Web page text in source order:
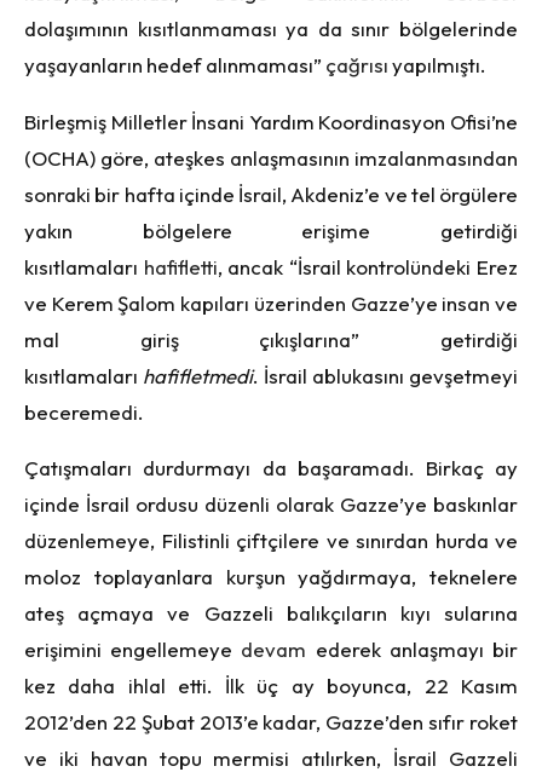
dolaşımının kısıtlanmaması ya da sınır bölgelerinde
yaşayanların hedef alınmaması” çağrısıyapılmıştı.
Birleşmiş Milletler İnsani Yardım Koordinasyon Ofisi’ne
(OCHA) göre, ateşkes anlaşmasının imzalanmasından
sonraki bir hafta içinde İsrail, Akdeniz’e ve tel örgülere
yakın bölgelere erişime getirdiği
kısıtlamaları hafifletti, ancak “İsrail kontrolündeki Erez
ve Kerem Şalom kapıları üzerinden Gazze’ye insan ve
mal giriş çıkışlarına” getirdiği
kısıtlamaları hafifletmedi. İsrail ablukasını gevşetmeyi
beceremedi.
Çatışmaları durdurmayı da başaramadı. Birkaç ay
içinde İsrail ordusu düzenli olarak Gazze’ye baskınlar
düzenlemeye, Filistinli çiftçilere ve sınırdan hurda ve
moloz toplayanlara kurşun yağdırmaya, teknelere
ateş açmaya ve Gazzeli balıkçıların kıyı sularına
erişimini engellemeye devam ederek anlaşmayı bir
kez daha ihlal etti. İlk üç ay boyunca, 22 Kasım
2012’den 22 Şubat 2013’e kadar, Gazze’den sıfır roket
ve iki havan topu mermisi atılırken, İsrail Gazzeli